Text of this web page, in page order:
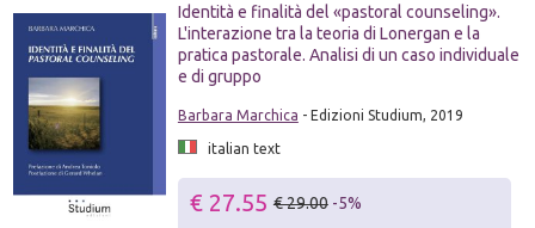
Identità e finalità del «pastoral counseling».
L'interazione tra la teoria di Lonergan e la
pratica pastorale. Analisi di un caso individuale
e di gruppo
Barbara Marchica - Edizioni Studium, 2019
italian text
€ 27.55 € 29.00 -5%